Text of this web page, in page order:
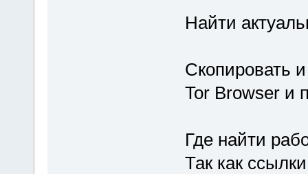
Найти
Скопировать
Tor Browser и
Где найти
Так как